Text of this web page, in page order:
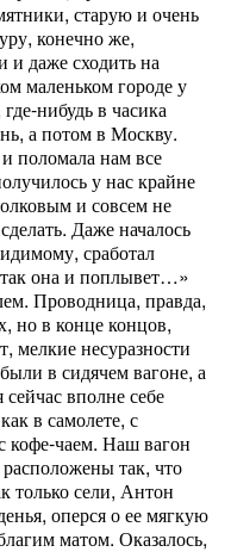
старую и очень
конечно же,
и даже сходить на
маленьком городе у
нибудь в часика
а потом в Москву.
поломала нам все
у нас крайне
и совсем не
Даже началось
сработал
она и поплывет…»
Проводница, правда,
но в конце концов,
мелкие несуразности
в сидячем вагоне, а
вполне себе
в самолете, с
кофе-чаем. Наш вагон
так, что
только сели, Антон
оперся о ее мягкую
матом. Оказалось,